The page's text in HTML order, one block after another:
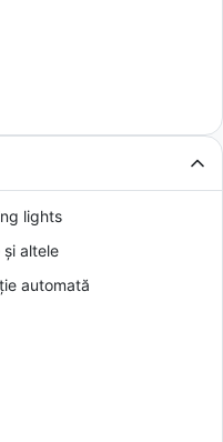
lights
altele
automată